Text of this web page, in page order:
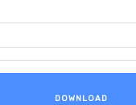
DOWNLOAD